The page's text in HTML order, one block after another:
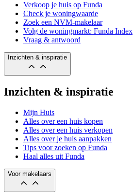
Verkoop je huis op Funda
Check je woningwaarde
Zoek een NVM-makelaar
Volg de woningmarkt: Funda Index
Vraag & antwoord
Inzichten & inspiratie
Inzichten & inspiratie
Mijn Huis
Alles over een huis kopen
Alles over een huis verkopen
Alles over je huis aanpakken
Tips voor zoeken op Funda
Haal alles uit Funda
Voor makelaars